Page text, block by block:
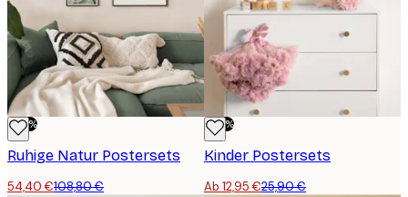
-50%
Ruhige Natur Postersets
54,40 €108,80 €
-50%
Kinder Postersets
Ab 12,95 €25,90 €